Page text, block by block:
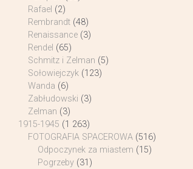
Rafael (2)
Rembrandt (48)
Renaissance (3)
Rendel (65)
Schmitz i Zelman (5)
Sołowiejczyk (123)
Wanda (6)
Zabłudowski (3)
Zelman (3)
1915-1945 (1 263)
FOTOGRAFIA SPACEROWA (516)
Odpoczynek za miastem (15)
Pogrzeby (31)